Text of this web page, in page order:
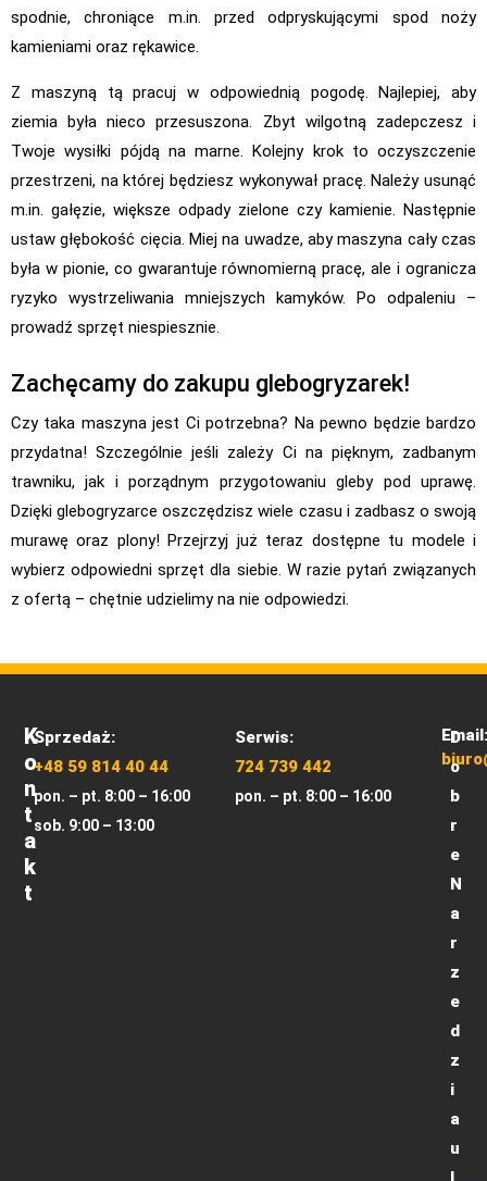
spodnie, chroniące m.in. przed odpryskującymi spod noży
kamieniami oraz rękawice.
Z maszyną tą pracuj w odpowiednią pogodę. Najlepiej, aby
ziemia była nieco przesuszona. Zbyt wilgotną zadepczesz i
Twoje wysiłki pójdą na marne. Kolejny krok to oczyszczenie
przestrzeni, na której będziesz wykonywał pracę. Należy usunąć
m.in. gałęzie, większe odpady zielone czy kamienie. Następnie
ustaw głębokość cięcia. Miej na uwadze, aby maszyna cały czas
była w pionie, co gwarantuje równomierną pracę, ale i ogranicza
ryzyko wystrzeliwania mniejszych kamyków. Po odpaleniu –
prowadź sprzęt niespiesznie.
Zachęcamy do zakupu glebogryzarek!
Czy taka maszyna jest Ci potrzebna? Na pewno będzie bardzo
przydatna! Szczególnie jeśli zależy Ci na pięknym, zadbanym
trawniku, jak i porządnym przygotowaniu gleby pod uprawę.
Dzięki glebogryzarce oszczędzisz wiele czasu i zadbasz o swoją
murawę oraz plony! Przejrzyj już teraz dostępne tu modele i
wybierz odpowiedni sprzęt dla siebie. W razie pytań związanych
z ofertą – chętnie udzielimy na nie odpowiedzi.
K
O
N
T
A
K
T
Sprzedaż:
+48 59 814 40 44
pon. – pt. 8:00 – 16:00
sob. 9:00 – 13:00
Serwis:
724 739 442
pon. – pt. 8:00 – 16:00
Email:
D
o
b
r
e
N
a
r
z
e
d
z
i
a
u